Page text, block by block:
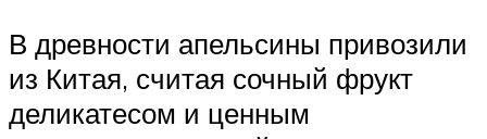
В древности апельсины привозили
из Китая, считая сочный фрукт
деликатесом и ценным